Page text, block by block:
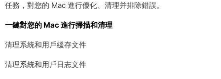
任務，對您的 Mac 進行優化、清理并排除錯誤。
一鍵對您的 Mac 進行掃描和清理
清理系統和用戶緩存文件
清理系統和用戶日志文件